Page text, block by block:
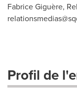
Fabrice Giguère,
Profil de